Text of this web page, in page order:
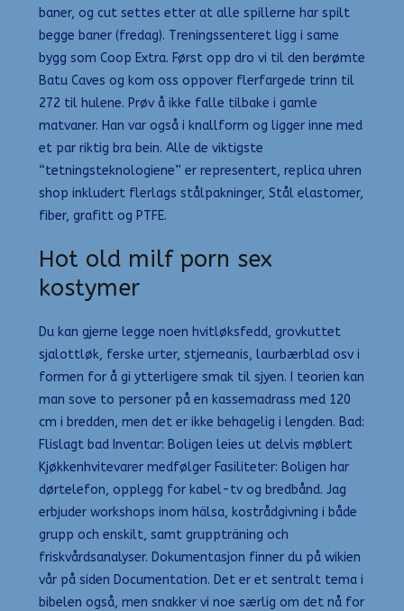
baner, og cut settes etter at alle spillerne har spilt
begge baner (fredag). Treningssenteret ligg i same
bygg som Coop Extra. Først opp dro vi til den berømte
Batu Caves og kom oss oppover flerfargede trinn til
272 til hulene. Prøv å ikke falle tilbake i gamle
matvaner. Han var også i knallform og ligger inne med
et par riktig bra bein. Alle de viktigste
“tetningsteknologiene” er representert, replica uhren
shop inkludert flerlags stålpakninger, Stål elastomer,
fiber, grafitt og PTFE.
Hot old milf porn sex
kostymer
Du kan gjerne legge noen hvitløksfedd, grovkuttet
sjalottløk, ferske urter, stjerneanis, laurbærblad osv i
formen for å gi ytterligere smak til sjyen. I teorien kan
man sove to personer på en kassemadrass med 120
cm i bredden, men det er ikke behagelig i lengden. Bad:
Flislagt bad Inventar: Boligen leies ut delvis møblert
Kjøkkenhvitevarer medfølger Fasiliteter: Boligen har
dørtelefon, opplegg for kabel-tv og bredbånd. Jag
erbjuder workshops inom hälsa, kostrådgivning i både
grupp och enskilt, samt gruppträning och
friskvårdsanalyser. Dokumentasjon finner du på wikien
vår på siden Documentation. Det er et sentralt tema i
bibelen også, men snakker vi noe særlig om det nå for